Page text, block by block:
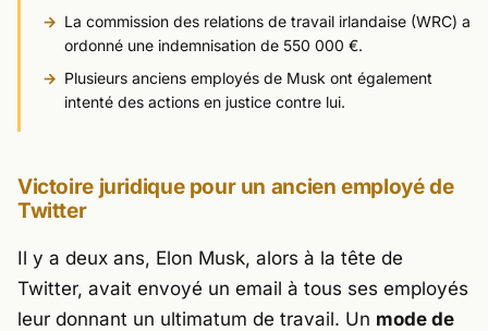
La commission des relations de travail irlandaise (WRC) a
ordonné une indemnisation de 550 000 €.
Plusieurs anciens employés de Musk ont également
intenté des actions en justice contre lui.
Victoire juridique pour un ancien employé de
Twitter
Il y a deux ans, Elon Musk, alors à la tête de
Twitter, avait envoyé un email à tous ses employés
leur donnant un ultimatum de travail. Un mode de